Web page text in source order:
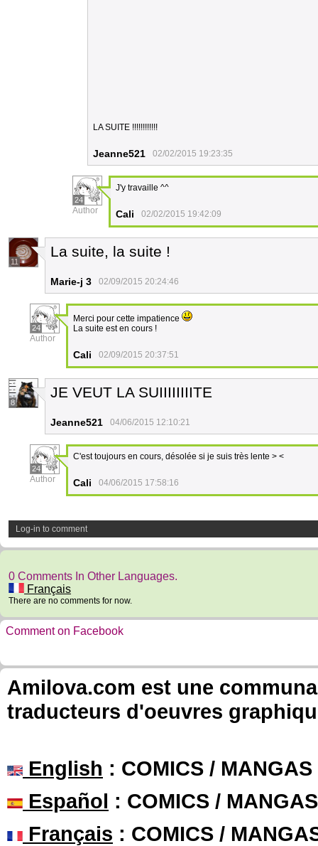
LA SUITE !!!!!!!!!!!!
Jeanne521 02/02/2015 19:23:35
24
Author
J'y travaille ^^
Cali 02/02/2015 19:42:09
11
La suite, la suite !
Marie-j 3 02/09/2015 20:24:46
24
Author
Merci pour cette impatience
La suite est en cours !
Cali 02/09/2015 20:37:51
8
JE VEUT LA SUIIIIIIIITE
Jeanne521 04/06/2015 12:10:21
24
Author
C'est toujours en cours, désolée si je suis très lente > <
Cali 04/06/2015 17:58:16
Log-in to comment
0 Comments In Other Languages.
Français
There are no comments for now.
Comment on Facebook
Amilova.com est une
traducteurs d'oeuvres
English : COMICS /
Español : COMICS /
Français : COMICS /